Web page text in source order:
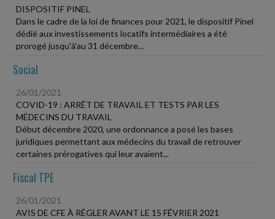
DISPOSITIF PINEL
Dans le cadre de la loi de finances pour 2021, le dispositif Pinel
dédié aux investissements locatifs intermédiaires a été
prorogé jusqu'à'au 31 décembre...
Social
26/01/2021
COVID-19 : ARRÊT DE TRAVAIL ET TESTS PAR LES
MÉDECINS DU TRAVAIL
Début décembre 2020, une ordonnance a posé les bases
juridiques permettant aux médecins du travail de retrouver
certaines prérogatives qui leur avaient...
Fiscal TPE
26/01/2021
AVIS DE CFE À RÉGLER AVANT LE 15 FÉVRIER 2021